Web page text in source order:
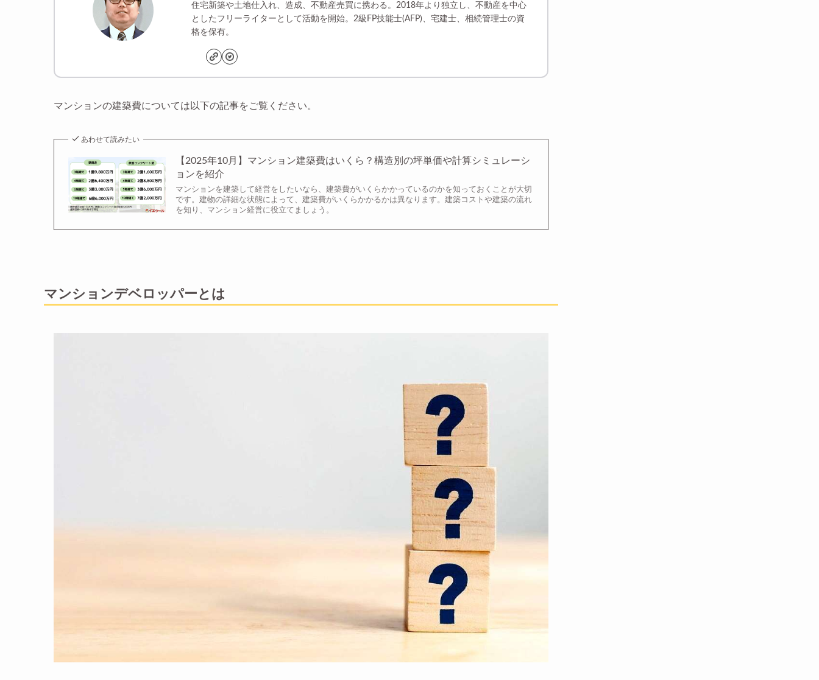
住宅新築や土地仕入れ、造成、不動産売買に携わる。2018年より独立し、不動産を中心
としたフリーライターとして活動を開始。2級FP技能士(AFP)、宅建士、相続管理士の資
格を保有。
マンションの建築費については以下の記事をご覧ください。
あわせて読みたい
【2025年10月】マンション建築費はいくら？構造別の坪単価や計算シミュレーシ
ョンを紹介
マンションを建築して経営をしたいなら、建築費がいくらかかっているのかを知っておくことが大切
です。建物の詳細な状態によって、建築費がいくらかかるかは異なります。建築コストや建築の流れ
を知り、マンション経営に役立てましょう。
マンションデベロッパーとは